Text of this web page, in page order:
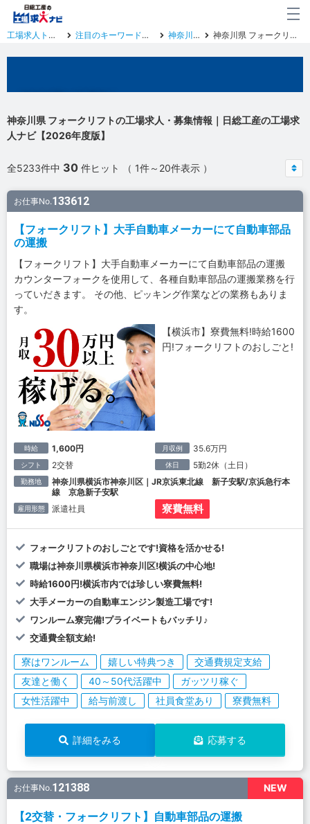
工場求人トップ 注目のキーワード一覧 神奈川県 神奈川県 フォークリフト
神奈川県 フォークリフトの工場求人・募集情報｜日総工産の工場求
人ナビ【2026年度版】
全5233件中 30 件ヒット （ 1件～20件表示 ）
お仕事No.133612
【フォークリフト】大手自動車メーカーにて自動車部品
の運搬
【フォークリフト】大手自動車メーカーにて自動車部品の運搬
カウンターフォークを使用して、各種自動車部品の運搬業務を行
っていだきます。 その他、ピッキング作業などの業務もありま
す。
【横浜市】寮費無料!時給1600
円!フォークリフトのおしごと!
時給 1,600円 月収例 35.6万円
シフト 2交替 休日 5勤2休（土日）
勤務地
神奈川県横浜市神奈川区｜JR京浜東北線 新子安駅/京浜急行本
線 京急新子安駅
雇用形態 派遣社員 寮費無料
フォークリフトのおしごとです!資格を活かせる!
職場は神奈川県横浜市神奈川区!横浜の中心地!
時給1600円!横浜市内では珍しい寮費無料!
大手メーカーの自動車エンジン製造工場です!
ワンルーム寮完備!プライベートもバッチリ♪
交通費全額支給!
寮はワンルーム 嬉しい特典つき
交通費規定支給
友達と働く
40～50代活躍中
ガッツリ稼ぐ
女性活躍中
給与前渡し 社員食堂あり 寮費無料
詳細をみる 応募する
NEW
お仕事No.121388
【2交替・フォークリフト】自動車部品の運搬